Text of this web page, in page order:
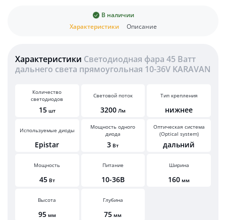
Характеристики Описание
В наличии
Характеристики Светодиодная фара 45 Ватт
дальнего света прямоугольная 10-36V KARAVAN
Количество
светодиодов
15 шт
Световой поток
3200 Лм
Тип крепления
нижнее
Используемые диоды
Epistar
Мощность одного
диода
3 Вт
Оптическая система
(Optical system)
дальний
Мощность
45 Вт
Питание
10-36В
Ширина
160 мм
Высота
95 мм
Глубина
75 мм